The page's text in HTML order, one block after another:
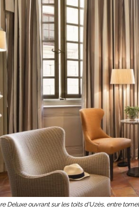
Deluxe ouvrant sur les toits d'Uzès, entre